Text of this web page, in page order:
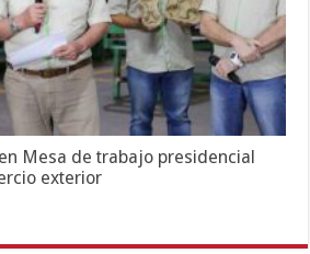
Mesa de trabajo presidencial
exterior